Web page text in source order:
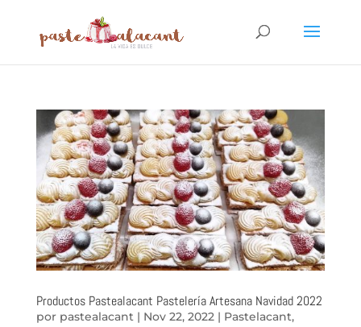
Productos Pastealacant Pastelería Artesana Navidad 2022
por pastealacant| Nov 22, 2022| Pastelacant,